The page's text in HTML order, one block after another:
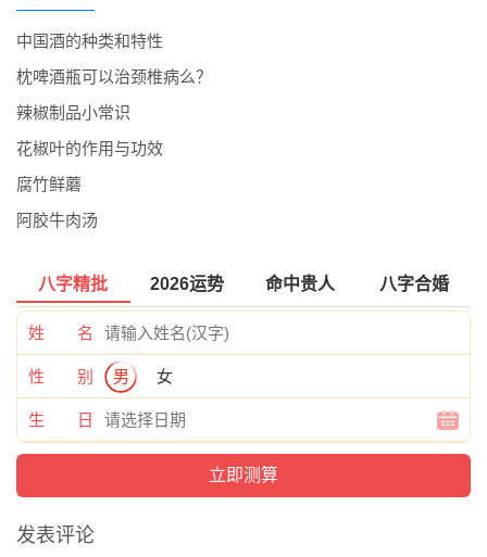
中国酒的种类和特性
枕啤酒瓶可以治颈椎病么？
辣椒制品小常识
花椒叶的作用与功效
腐竹鲜蘑
阿胶牛肉汤
八字精批 2026运势 命中贵人 八字合婚
姓 名
性 别 男 女
生 日
发表评论